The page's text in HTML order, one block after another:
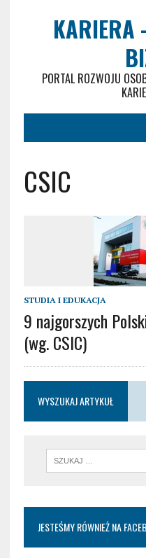
KARIERA
PORTAL ROZWOJU
CSIC
STUDIA I EDUKACJA
9 najgorszych
(wg. CSIC)
WYSZUKAJ ARTYKUŁ
JESTEŚMY RÓWNIEŻ NA